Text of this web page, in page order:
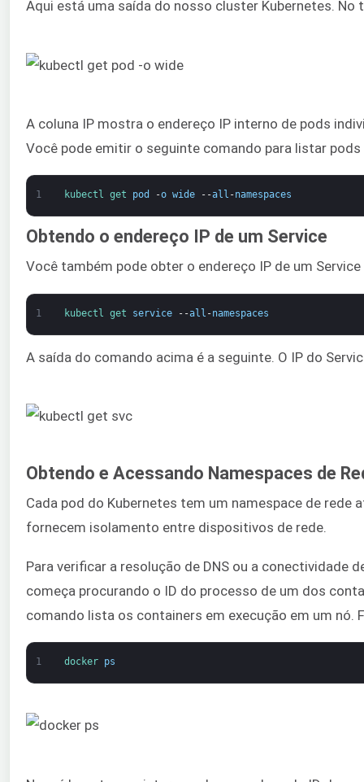
Aqui está uma saída do nosso cluster Kubernetes.
A coluna IP mostra o endereço IP interno de pods
Você pode emitir o seguinte comando para listar
1 kubectl get pod -o wide --all -namespaces
Obtendo o endereço IP de um Service
Você também pode obter o endereço IP de um
1 kubectl get service --all -namespaces
A saída do comando acima é a seguinte. O IP do
Obtendo e Acessando Namespaces de
Cada pod do Kubernetes tem um namespace de rede
fornecem isolamento entre dispositivos de rede.
Para verificar a resolução de DNS ou a conectividade
começa procurando o ID do processo de um dos
comando lista os containers em execução em um nó.
1 docker ps